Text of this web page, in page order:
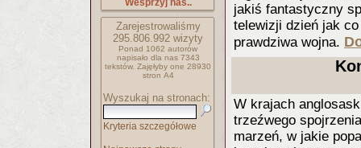
Wesprzyj nas..
Zarejestrowaliśmy
295.806.992 wizyty
Ponad 1062 autorów
napisało dla nas 7343
tekstów. Zajęłyby one 28930
stron A4
Wyszukaj na stronach:
Kryteria szczegółowe
jakiś fantastyczny
telewizji dzień jak
prawdziwa wojna.
W krajach
trzeźwego
marzeń, w jakie